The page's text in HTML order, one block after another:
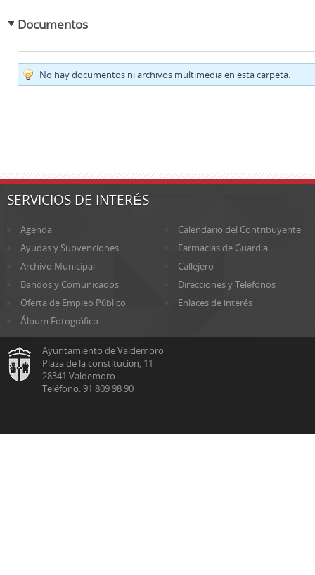
Documentos
No hay documentos ni archivos multimedia en esta carpeta.
SERVICIOS DE INTERÉS
Agenda
Calendario del Contribuyente
Ayudas y Subvenciones
Farmacias de Guardia
Archivo Municipal
Callejero
Bandos y Comunicados
Direcciones y Teléfonos
Oferta de Empleo Público
Enlaces de interés
Álbum Fotográfico
Ayuntamiento de Valdemoro
Plaza de la constitución, 11
28341 Valdemoro
Teléfono: 91 809 98 90